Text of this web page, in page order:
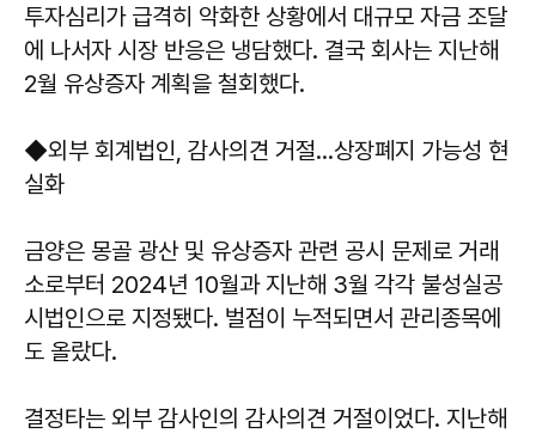
투자심리가 급격히 악화한 상황에서 대규모 자금 조달
에 나서자 시장 반응은 냉담했다. 결국 회사는 지난해
2월 유상증자 계획을 철회했다.
◆외부 회계법인, 감사의견 거절…상장폐지 가능성 현
실화
금양은 몽골 광산 및 유상증자 관련 공시 문제로 거래
소로부터 2024년 10월과 지난해 3월 각각 불성실공
시법인으로 지정됐다. 벌점이 누적되면서 관리종목에
도 올랐다.
결정타는 외부 감사인의 감사의견 거절이었다. 지난해